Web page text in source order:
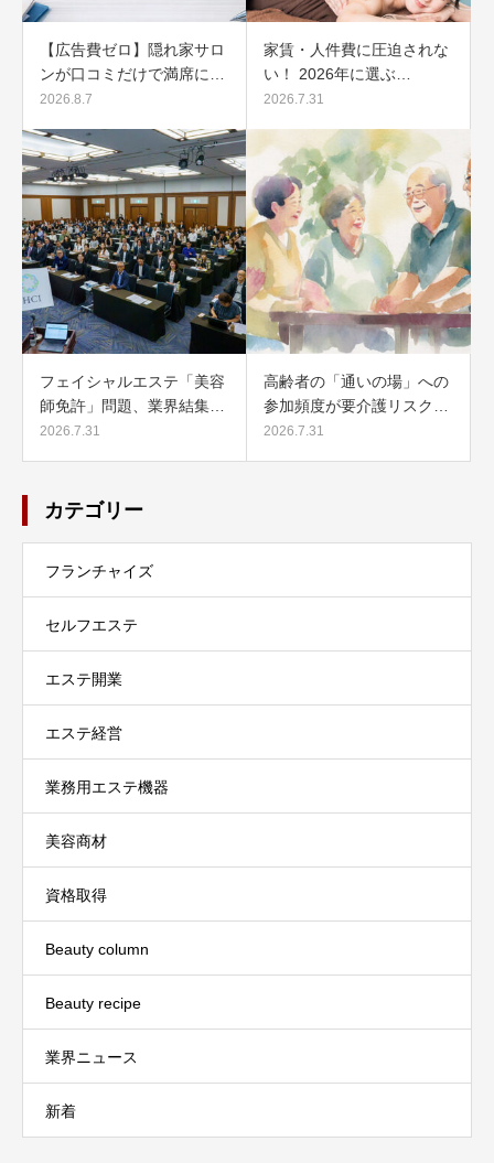
【広告費ゼロ】隠れ家サロ
ンが口コミだけで満席に…
2026.8.7
家賃・人件費に圧迫されな
い！ 2026年に選ぶ…
2026.7.31
フェイシャルエステ「美容
師免許」問題、業界結集…
2026.7.31
高齢者の「通いの場」への
参加頻度が要介護リスク…
2026.7.31
カテゴリー
フランチャイズ
セルフエステ
エステ開業
エステ経営
業務用エステ機器
美容商材
資格取得
Beauty column
Beauty recipe
業界ニュース
新着